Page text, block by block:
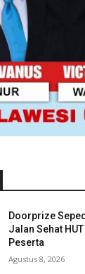
Doorprize
Jalan Sehat
Peserta
Agustus 8, 2026